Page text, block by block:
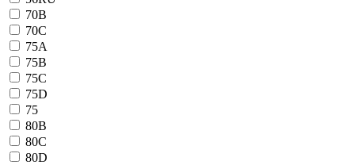
70B
70C
75A
75B
75C
75D
75
80B
80C
80D